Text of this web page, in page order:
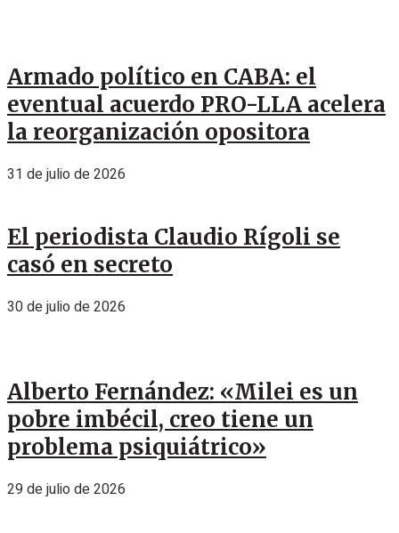
Armado político en CABA: el
eventual acuerdo PRO-LLA acelera
la reorganización opositora
31 de julio de 2026
El periodista Claudio Rígoli se
casó en secreto
30 de julio de 2026
Alberto Fernández: «Milei es un
pobre imbécil, creo tiene un
problema psiquiátrico»
29 de julio de 2026